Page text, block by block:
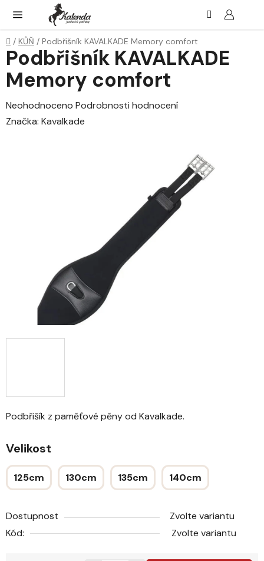
obsah
Domů
/ KŮŇ / Podbřišník KAVALKADE Memory comfort
Podbřišík z paměťové pěny od Kavalkade.
Velikost
125cm 130cm 135cm 140cm
Dostupnost
Zvolte variantu
Kód:
Zvolte variantu
Podbřišník KAVALKADE
Memory comfort
Průměrné
hodnocení
Neohodnoceno Podrobnosti hodnocení
Značka: Kavalkade